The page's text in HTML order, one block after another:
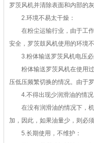
罗茨风机并清除表面和内部的灰
2.环境不易太干燥：
在粉尘运输行业，由于工作
安全，罗茨鼓风机使用的环境
3.粉体输送罗茨风机电压必
粉体输送罗茨风机在使用过
压低压频繁切换的情况。由于
4.不得出现少润滑油的情况
在没有润滑油的情况下，机
加，因此，如果油量少，则必须
5.长期使用，不维护：